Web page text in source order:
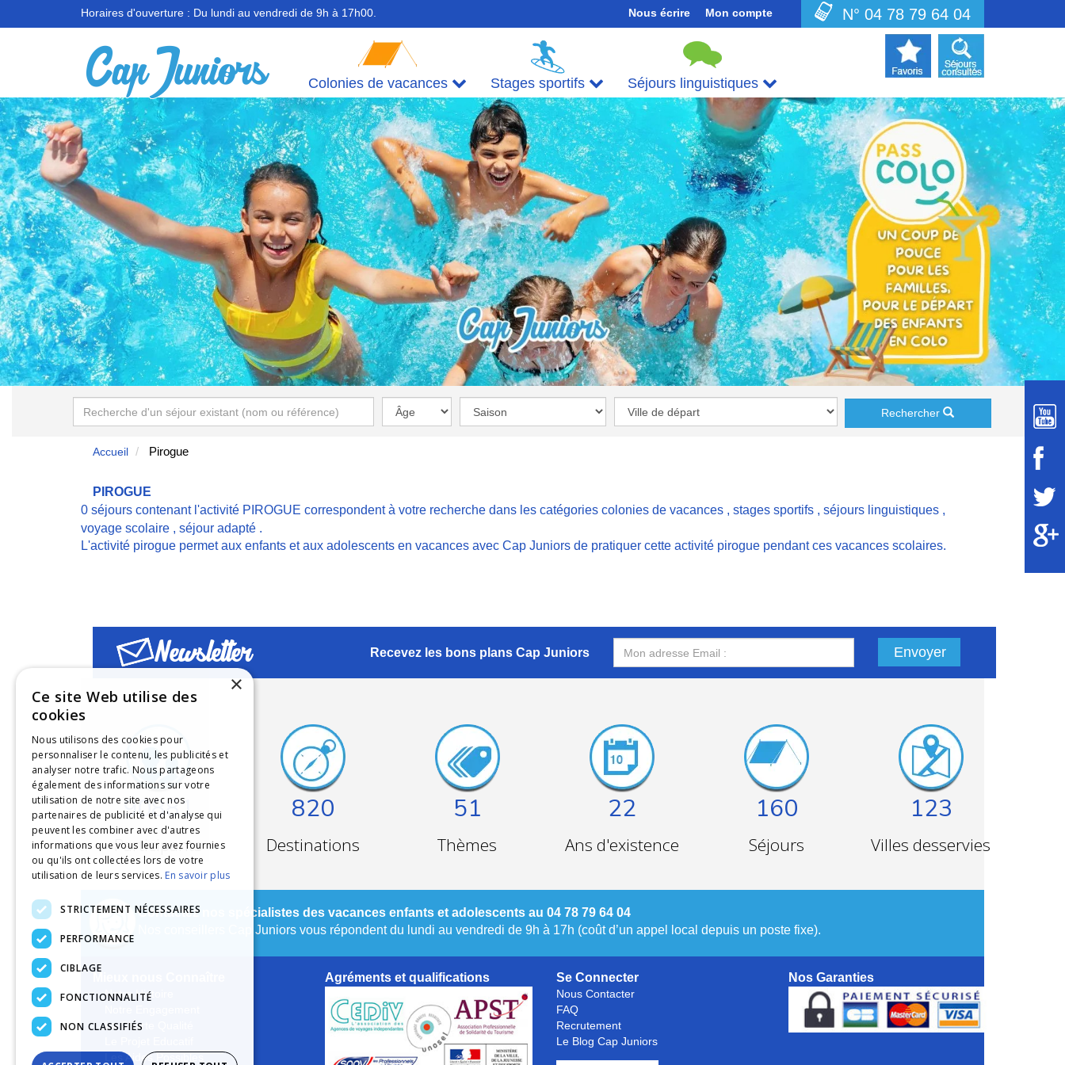
Horaires d'ouverture : Du lundi au vendredi de 9h à 17h00. Nous écrire Mon compte N° 04 78 79 64 04
Colonies de vacances Stages sportifs Séjours linguistiques
Rechercher
Accueil Pirogue
PIROGUE
0 séjours contenant l'activité PIROGUE correspondent à votre recherche dans les catégories colonies de vacances , stages sportifs , séjours linguistiques ,
voyage scolaire , séjour adapté .
L'activité pirogue permet aux enfants et aux adolescents en vacances avec Cap Juniors de pratiquer cette activité pirogue pendant ces vacances scolaires.
Newsletter Recevez les bons plans Cap Juniors Envoyer
90881
Participants
820
Destinations
51
Thèmes
22
Ans d'existence
160
Séjours
123
Villes desservies
Contactez nos spécialistes des vacances enfants et adolescents au 04 78 79 64 04
Nos conseillers Cap Juniors vous répondent du lundi au vendredi de 9h à 17h (coût d’un appel local depuis un poste fixe).
Notre Histoire
La Charte Qualité
Les Aides Possibles
Agréments et qualifications Se Connecter
Nous Contacter
FAQ
Recrutement
Le Blog Cap Juniors
Nos Garanties
×
Ce site Web utilise des
cookies
Nous utilisons des cookies pour
personnaliser le contenu, les publicités et
analyser notre trafic. Nous partageons
également des informations sur votre
utilisation de notre site avec nos
partenaires de publicité et d'analyse qui
peuvent les combiner avec d'autres
informations que vous leur avez fournies
ou qu'ils ont collectées lors de votre
utilisation de leurs services. En savoir plus
STRICTEMENT NÉCESSAIRES
PERFORMANCE
CIBLAGE
FONCTIONNALITÉ
NON CLASSIFIÉS